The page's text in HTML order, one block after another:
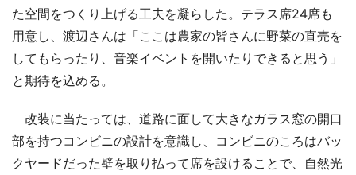
た空間をつくり上げる工夫を凝らした。テラス席24席も
用意し、渡辺さんは「ここは農家の皆さんに野菜の直売を
してもらったり、音楽イベントを開いたりできると思う」
と期待を込める。
改装に当たっては、道路に面して大きなガラス窓の開口
部を持つコンビニの設計を意識し、コンビニのころはバッ
クヤードだった壁を取り払って席を設けることで、自然光